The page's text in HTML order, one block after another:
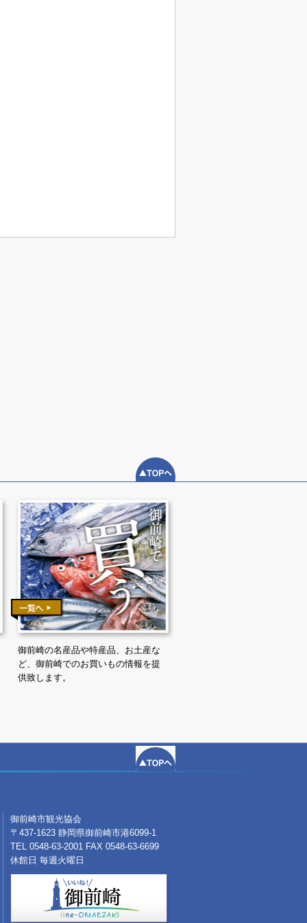
御前崎の名産品や特産品、お土産な
ど、御前崎でのお買いもの情報を提
供致します。
御前崎市観光協会
〒437-1623 静岡県御前崎市港6099-1
TEL 0548-63-2001 FAX 0548-63-6699
休館日 毎週火曜日